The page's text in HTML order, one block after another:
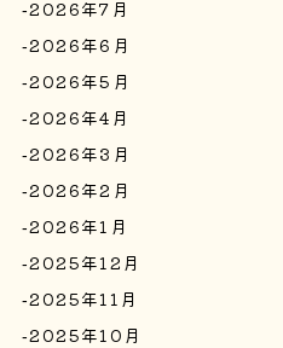
2026年7月
2026年6月
2026年5月
2026年4月
2026年3月
2026年2月
2026年1月
2025年12月
2025年11月
2025年10月